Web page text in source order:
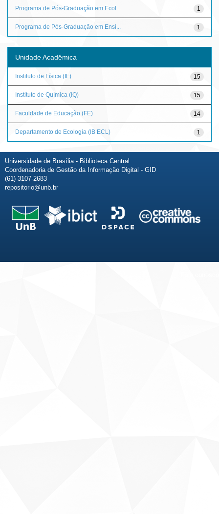
1
Programa de Pós-Graduação em Ecol...
1
Programa de Pós-Graduação em Ensi...
Unidade Acadêmica
15
Instituto de Física (IF)
15
Instituto de Química (IQ)
14
Faculdade de Educação (FE)
1
Departamento de Ecologia (IB ECL)
Universidade de Brasília - Biblioteca Central
Coordenadoria de Gestão da Informação Digital - GID
(61) 3107-2683
repositorio@unb.br